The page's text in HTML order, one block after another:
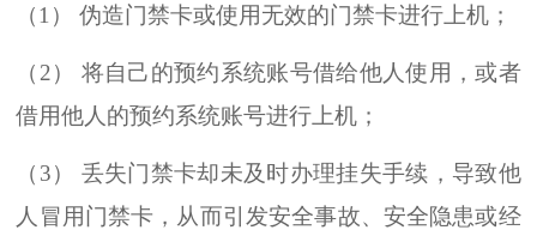
（1） 伪造门禁卡或使用无效的门禁卡进行上机；
（2） 将自己的预约系统账号借给他人使用，或者
借用他人的预约系统账号进行上机；
（3） 丢失门禁卡却未及时办理挂失手续，导致他
人冒用门禁卡，从而引发安全事故、安全隐患或经